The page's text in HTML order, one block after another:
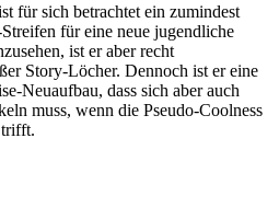
für sich betrachtet ein zumindest
für eine neue jugendliche
ist er aber recht
Story-Löcher. Dennoch ist er eine
Neuaufbau, dass sich aber auch
muss, wenn die Pseudo-Coolness
trifft.